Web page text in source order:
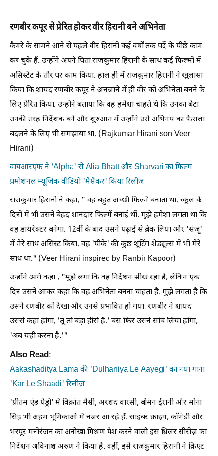
रणबीर कपूर से प्रेरित होकर वीर हिरानी बने अभिनेता
कैमरे के सामने आने से पहले वीर हिरानी कई वर्षों तक पर्दे के पीछे काम
कर चुके हैं. उन्होंने अपने पिता राजकुमार हिरानी के साथ कई फिल्मों में
असिस्टेंट के तौर पर काम किया. हाल ही में राजकुमार हिरानी ने खुलासा
किया कि शायद रणबीर कपूर ने अनजाने में ही वीर को अभिनेता बनने के
लिए प्रेरित किया. उन्होंने बताया कि वह हमेशा चाहते थे कि उनका बेटा
उनकी तरह निर्देशक बने और शुरुआत में उन्होंने उसे अभिनय का फैसला
बदलने के लिए भी समझाया था. (Rajkumar Hirani son Veer
Hirani)
वायआरएफ ने 'Alpha' से Alia Bhatt और Sharvari का फिल्म
प्रमोशनल म्यूजिक वीडियो 'मैसैकर' किया रिलीज
राजकुमार हिरानी ने कहा, " वह बहुत अच्छी फिल्में बनाता था. स्कूल के
दिनों में भी उसने बेहद शानदार फिल्में बनाई थीं. मुझे हमेशा लगता था कि
वह डायरेक्टर बनेगा. 12वीं के बाद उसने पढ़ाई से ब्रेक लिया और 'संजू'
में मेरे साथ असिस्ट किया. वह 'पीके' की कुछ शूटिंग शेड्यूल्स में भी मेरे
साथ था." (Veer Hirani inspired by Ranbir Kapoor)
उन्होंने आगे कहा , "मुझे लगा कि वह निर्देशन सीख रहा है, लेकिन एक
दिन उसने आकर कहा कि वह अभिनेता बनना चाहता है. मुझे लगता है कि
उसने रणबीर को देखा और उनसे प्रभावित हो गया. रणबीर ने शायद
उससे कहा होगा, 'तू तो बड़ा हीरो है.' बस फिर उसने सोच लिया होगा,
'अब यही करना है.'"
Also Read:
Aakashaditya Lama की 'Dulhaniya Le Aayegi' का नया गाना
'Kar Le Shaadi' रिलीज़
'प्रीतम एंड पेड्रो' में विक्रांत मैसी, अरशद वारसी, बोमन ईरानी और मोना
सिंह भी अहम भूमिकाओं में नजर आ रहे हैं. साइबर क्राइम, कॉमेडी और
भरपूर मनोरंजन का अनोखा मिश्रण पेश करने वाली इस थ्रिलर सीरीज़ का
निर्देशन अविनाश अरुण ने किया है. वहीं, इसे राजकुमार हिरानी ने क्रिएट